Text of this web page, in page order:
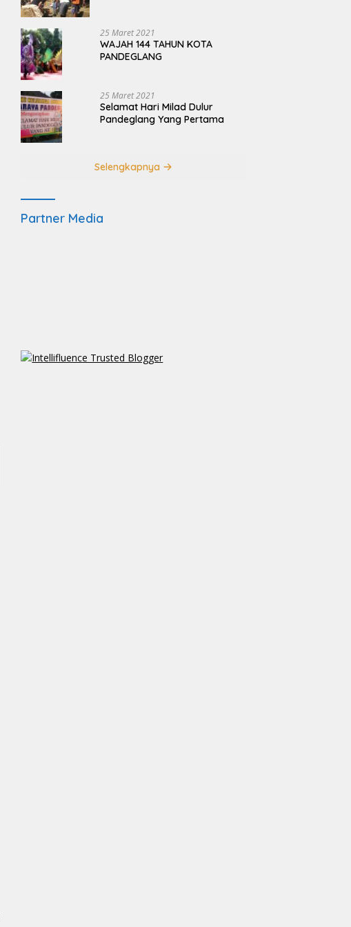
25 Maret 2021
WAJAH 144 TAHUN KOTA
PANDEGLANG
25 Maret 2021
Selamat Hari Milad Dulur
Pandeglang Yang Pertama
Selengkapnya
Partner Media